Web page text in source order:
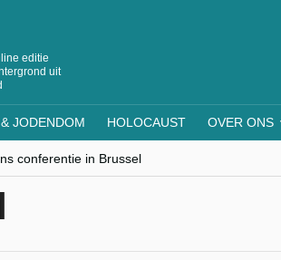
editie
uit
JODENDOM HOLOCAUST OVER ONS
conferentie in Brussel
begrijpt”, Jinnih Beels (Vooruit)
voor kosher travel en simchas wereldwijd